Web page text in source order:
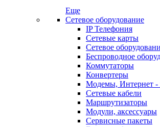
Еще
Сетевое оборудование
IP Телефония
Сетевые карты
Сетевое
Беспроводное
Коммутаторы
Конвертеры
Модемы, Интернет -
Сетевые кабели
Маршрутизаторы
Модули, аксессуары
Сервисные пакеты